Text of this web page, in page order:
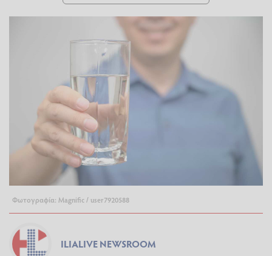
Φωτογραφία: Magnific / user7920588
ILIALIVE NEWSROOM